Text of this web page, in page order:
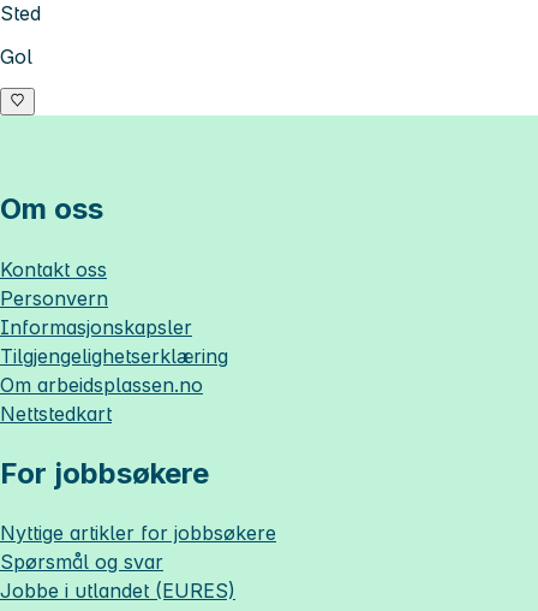
Sted
Gol
Om oss
Kontakt oss
Personvern
Informasjonskapsler
Tilgjengelighetserklæring
Om arbeidsplassen.no
Nettstedkart
For jobbsøkere
Nyttige artikler for jobbsøkere
Spørsmål og svar
Jobbe i utlandet (EURES)